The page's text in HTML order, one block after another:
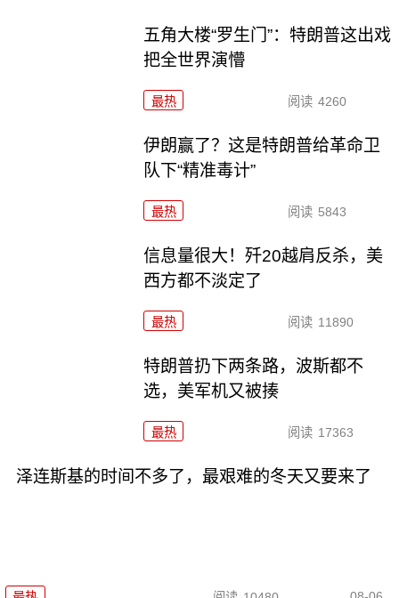
五角大楼“罗生门”：特朗普这出戏
把全世界演懵
最热 阅读 4260
伊朗赢了？这是特朗普给革命卫
队下“精准毒计”
最热 阅读 5843
信息量很大！歼20越肩反杀，美
西方都不淡定了
最热 阅读 11890
特朗普扔下两条路，波斯都不
选，美军机又被揍
最热 阅读 17363
泽连斯基的时间不多了，最艰难的冬天又要来了